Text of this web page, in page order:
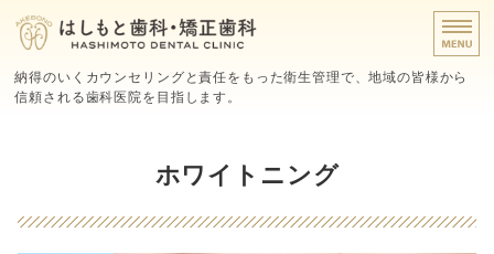
広島県福山市の
納得のいくカウンセリングと責任をもった衛生管理で、地域の皆様から
信頼される歯科医院を目指します。
診療方針・初診の方へホワイトニング